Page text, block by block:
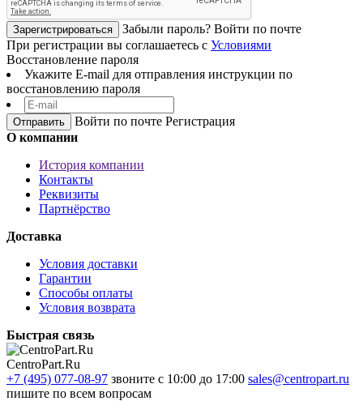
Зарегистрироваться Забыли пароль? Войти по почте
При регистрации вы соглашаетесь с Условиями
Восстановление пароля
Укажите E-mail для отправления инструкции по
восстановлению пароля
Войти по почте Регистрация
О компании
История компании
Контакты
Реквизиты
Партнёрство
Доставка
Условия доставки
Гарантии
Способы оплаты
Условия возврата
Быстрая связь
CentroPart.Ru
+7 (495) 077-08-97 звоните с 10:00 до 17:00 sales@centropart.ru
пишите по всем вопросам